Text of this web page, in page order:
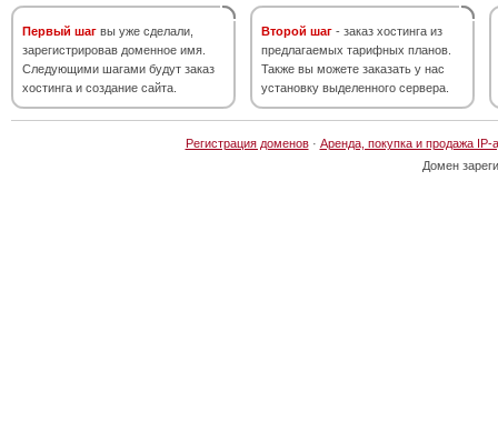
Первый шаг вы уже сделали,
зарегистрировав доменное имя.
Следующими шагами будут заказ
хостинга и создание сайта.
Второй шаг - заказ хостинга из
предлагаемых тарифных планов.
Также вы можете заказать у нас
установку выделенного сервера.
Регистрация доменов· Аренда, покупка и продажа IP-
Домен